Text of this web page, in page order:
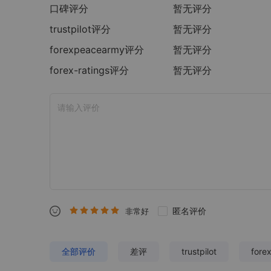
口碑评分
暂无评分
trustpilot评分
暂无评分
forexpeacearmy评分
暂无评分
forex-ratings评分 暂无评分
非常好 匿名评价
全部评价 差评 trustpilot